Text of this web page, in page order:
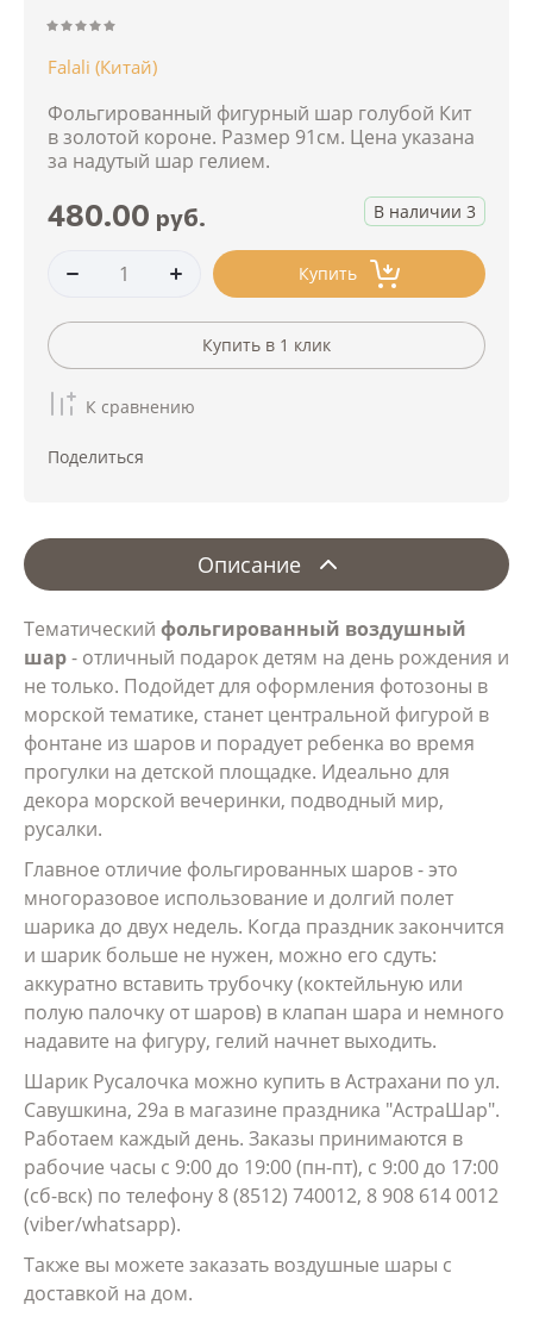
Falali (Китай)
Фольгированный фигурный шар голубой Кит
в золотой короне. Размер 91см. Цена указана
за надутый шар гелием.
В наличии 3
480.00 руб.
Купить
Купить в 1 клик
К сравнению
Поделиться
Описание
Тематический фольгированный воздушный
шар- отличный подарок детям на день рождения и
не только. Подойдет для оформления фотозоны в
морской тематике, станет центральной фигурой в
фонтане из шаров и порадует ребенка во время
прогулки на детской площадке. Идеально для
декора морской вечеринки, подводный мир,
русалки.
Главное отличие фольгированных шаров - это
многоразовое использование и долгий полет
шарика до двух недель. Когда праздник закончится
и шарик больше не нужен, можно его сдуть:
аккуратно вставить трубочку (коктейльную или
полую палочку от шаров) в клапан шара и немного
надавите на фигуру, гелий начнет выходить.
Шарик Русалочка можно купить в Астрахани по ул.
Савушкина, 29а в магазине праздника "АстраШар".
Работаем каждый день. Заказы принимаются в
рабочие часы с 9:00 до 19:00 (пн-пт), с 9:00 до 17:00
(сб-вск) по телефону 8 (8512) 740012, 8 908 614 0012
(viber/whatsapp).
Также вы можете заказать воздушные шары с
доставкой на дом.